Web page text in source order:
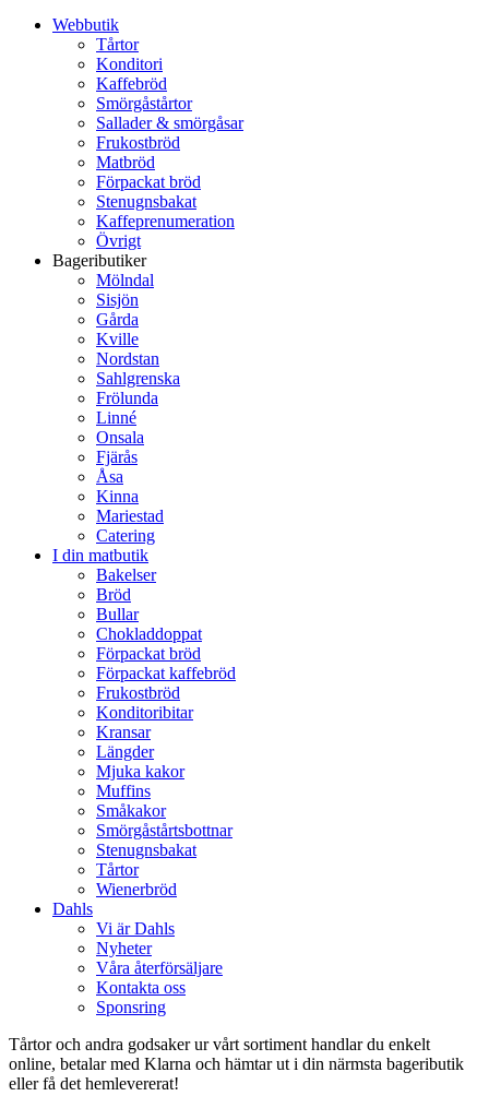
Webbutik
Tårtor
Konditori
Kaffebröd
Smörgåstårtor
Sallader & smörgåsar
Frukostbröd
Matbröd
Förpackat bröd
Stenugnsbakat
Kaffeprenumeration
Övrigt
Bageributiker
Mölndal
Sisjön
Gårda
Kville
Nordstan
Sahlgrenska
Frölunda
Linné
Onsala
Fjärås
Åsa
Kinna
Mariestad
Catering
I din matbutik
Bakelser
Bröd
Bullar
Chokladdoppat
Förpackat bröd
Förpackat kaffebröd
Frukostbröd
Konditoribitar
Kransar
Längder
Mjuka kakor
Muffins
Småkakor
Smörgåstårtsbottnar
Stenugnsbakat
Tårtor
Wienerbröd
Dahls
Vi är Dahls
Nyheter
Våra återförsäljare
Kontakta oss
Sponsring
Tårtor och andra godsaker ur vårt sortiment handlar du enkelt
online, betalar med Klarna och hämtar ut i din närmsta bageributik
eller få det hemlevererat!